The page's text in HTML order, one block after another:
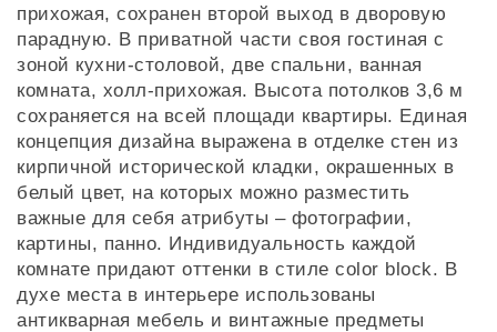
прихожая, сохранен второй выход в дворовую
парадную. В приватной части своя гостиная с
зоной кухни-столовой, две спальни, ванная
комната, холл-прихожая. Высота потолков 3,6 м
сохраняется на всей площади квартиры. Единая
концепция дизайна выражена в отделке стен из
кирпичной исторической кладки, окрашенных в
белый цвет, на которых можно разместить
важные для себя атрибуты – фотографии,
картины, панно. Индивидуальность каждой
комнате придают оттенки в стиле color block. В
духе места в интерьере использованы
антикварная мебель и винтажные предметы